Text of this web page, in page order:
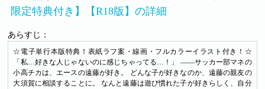
限定特典付き】【R18版】の詳細
あらすじ：
☆電子単行本版特典！表紙ラフ案・線画・フルカラーイラスト付き！☆
「私…好きな人じゃないのに感じちゃってる…！」 ――サッカー部マネの
小高チカは、エースの遠藤が好き。 どんな子が好きなのか、遠藤の親友の
大須賀に相談することに。 なんと遠藤は遊び慣れた子が好きらしく、自分